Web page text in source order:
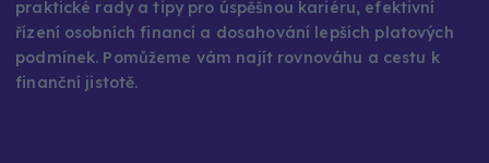
řízení osobních financí a dosahování lepších platových
podmínek. Pomůžeme vám najít rovnováhu a cestu k
finanční jistotě.